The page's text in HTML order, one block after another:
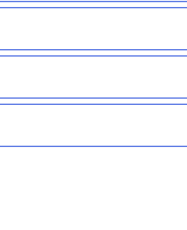
должен был приобретаться в
стоит обращать внимание на
и бюджет. Если вы